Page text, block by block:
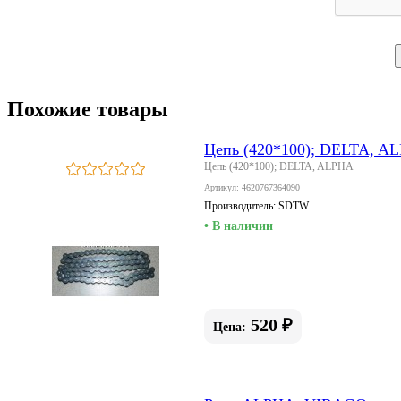
Похожие товары
Цепь (420*100); DELTA,
Цепь (420*100); DELTA, ALPHA
Артикул: 4620767364090
Производитель: SDTW
• В наличии
Цена: 520 ₽